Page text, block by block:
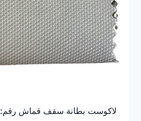
لاكوست بطانة سقف قماش رقم: 180